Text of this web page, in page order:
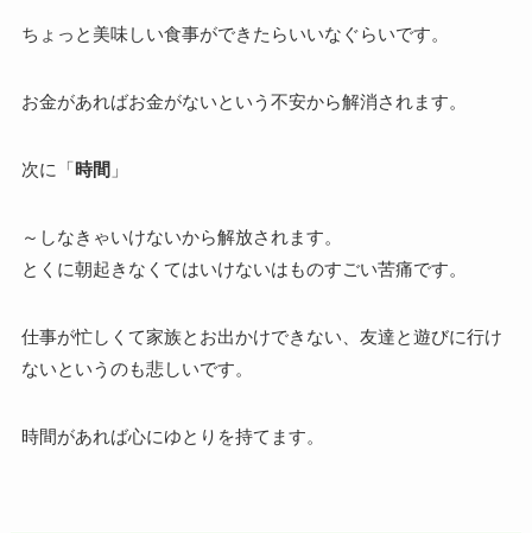
ちょっと美味しい食事ができたらいいなぐらいです。
お金があればお金がないという不安から解消されます。
次に「時間 」
～しなきゃいけないから解放されます。
とくに朝起きなくてはいけないはものすごい苦痛です。
仕事が忙しくて家族とお出かけできない、友達と遊びに行け
ないというのも悲しいです。
時間があれば心にゆとりを持てます。